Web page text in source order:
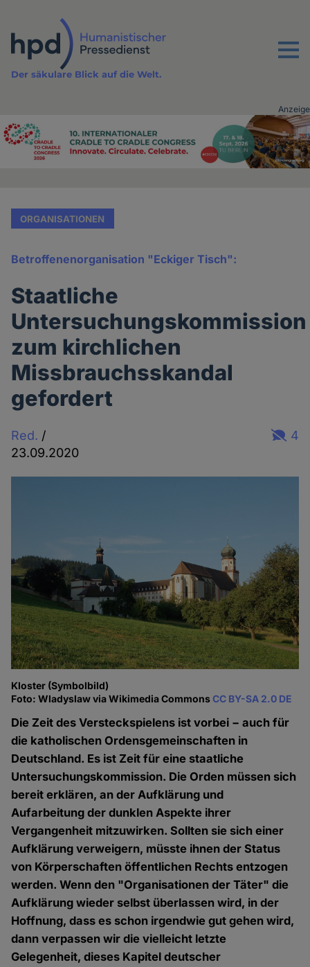
Inhalt
Menu
Der säkulare Blick auf die Welt.
Advertising
Anzeige
ORGANISATIONEN
Betroffenenorganisation "Eckiger Tisch":
Staatliche
Untersuchungskommission
zum kirchlichen
Missbrauchsskandal
gefordert
Red. /
23.09.2020
4
Kloster (Symbolbild)
Foto: Wladyslaw via Wikimedia CommonsCC BY-SA 2.0 DE
Die Zeit des Versteckspielens ist vorbei − auch für
die katholischen Ordensgemeinschaften in
Deutschland. Es ist Zeit für eine staatliche
Untersuchungskommission. Die Orden müssen sich
bereit erklären, an der Aufklärung und
Aufarbeitung der dunklen Aspekte ihrer
Vergangenheit mitzuwirken. Sollten sie sich einer
Aufklärung verweigern, müsste ihnen der Status
von Körperschaften öffentlichen Rechts entzogen
werden. Wenn den "Organisationen der Täter" die
Aufklärung wieder selbst überlassen wird, in der
Hoffnung, dass es schon irgendwie gut gehen wird,
dann verpassen wir die vielleicht letzte
Gelegenheit, dieses Kapitel deutscher